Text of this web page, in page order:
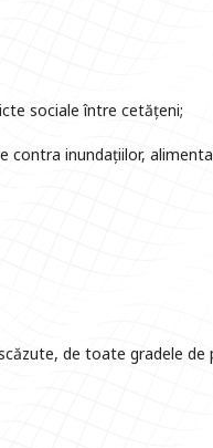
sociale între cetățeni;
contra inundațiilor,
de toate gradele de